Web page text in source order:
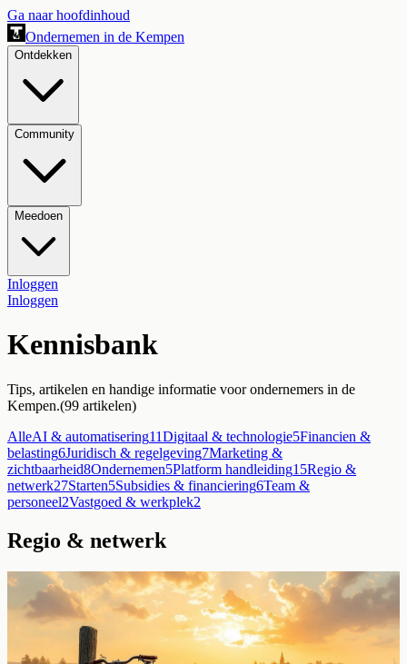
Ga naar hoofdinhoud
Ondernemen in de Kempen
Ontdekken
Community
Meedoen
Inloggen
Inloggen
Kennisbank
Tips, artikelen en handige informatie voor ondernemers in de
Kempen.(99 artikelen)
AlleAI & automatisering11Digitaal & technologie5Financien &
belasting6Juridisch & regelgeving7Marketing &
zichtbaarheid8Ondernemen5Platform handleiding15Regio &
netwerk27Starten5Subsidies & financiering6Team &
personeel2Vastgoed & werkplek2
Regio & netwerk